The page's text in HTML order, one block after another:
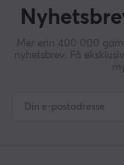
Mer enn 400 000
nyhetsbrev. Få